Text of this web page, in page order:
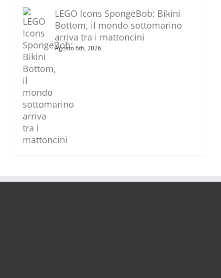
LEGO Icons SpongeBob: Bikini
Bottom, il mondo sottomarino
arriva tra i mattoncini
Agosto 6th, 2026